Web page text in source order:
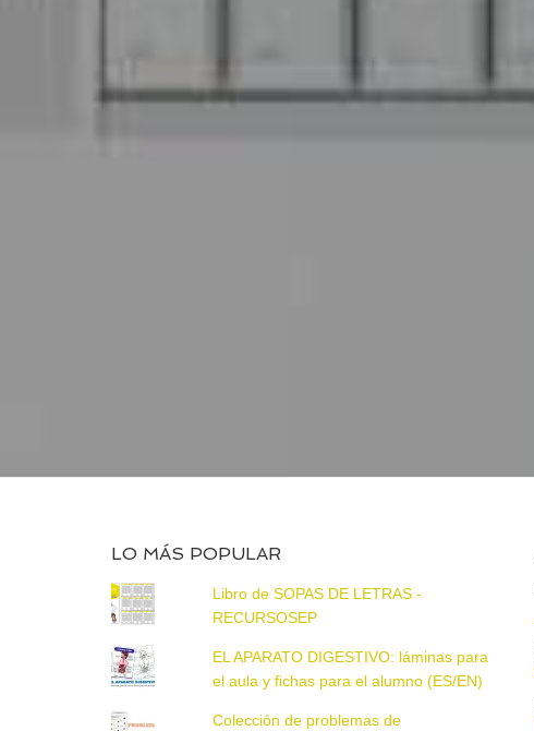
LO MÁS POPULAR
Libro de SOPAS DE LETRAS -
RECURSOSEP
EL APARATO DIGESTIVO: láminas para
el aula y fichas para el alumno (ES/EN)
Colección de problemas de